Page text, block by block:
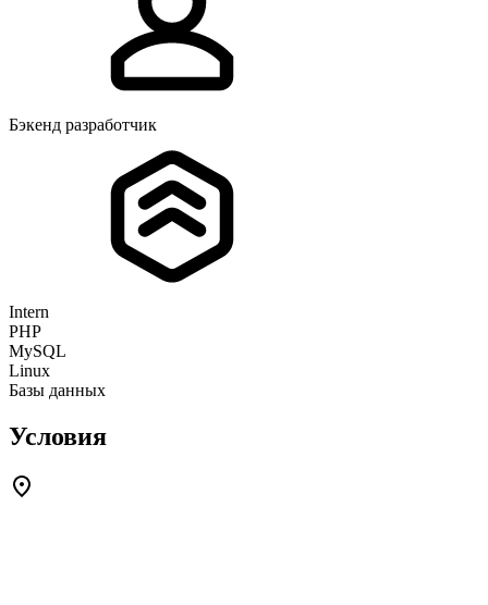
Бэкенд разработчик
Intern
PHP
MySQL
Linux
Базы данных
Условия